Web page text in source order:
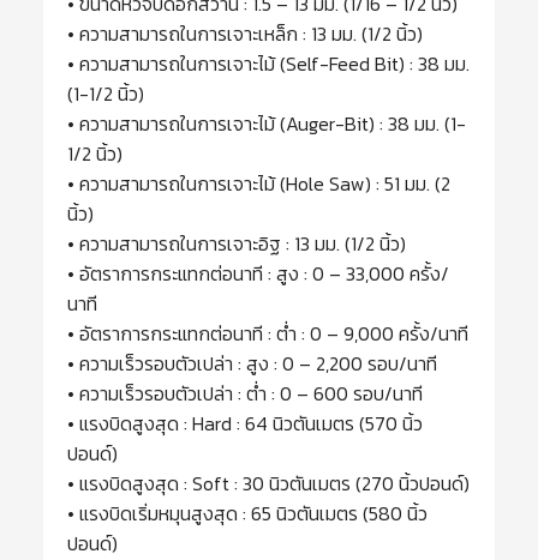
• ความสามารถในการเจาะเหล็ก : 13 มม. (1/2 นิ้ว)
• ความสามารถในการเจาะไม้ (Self-Feed Bit) : 38 มม.
(1-1/2 นิ้ว)
• ความสามารถในการเจาะไม้ (Auger-Bit) : 38 มม. (1-
1/2 นิ้ว)
• ความสามารถในการเจาะไม้ (Hole Saw) : 51 มม. (2
นิ้ว)
• ความสามารถในการเจาะอิฐ : 13 มม. (1/2 นิ้ว)
• อัตราการกระแทกต่อนาที : สูง : 0 – 33,000 ครั้ง/
นาที
• อัตราการกระแทกต่อนาที : ต่ำ : 0 – 9,000 ครั้ง/นาที
• ความเร็วรอบตัวเปล่า : สูง : 0 – 2,200 รอบ/นาที
• ความเร็วรอบตัวเปล่า : ต่ำ : 0 – 600 รอบ/นาที
• แรงบิดสูงสุด : Hard : 64 นิวตันเมตร (570 นิ้ว
ปอนด์)
• แรงบิดสูงสุด : Soft : 30 นิวตันเมตร (270 นิ้วปอนด์)
• แรงบิดเริ่มหมุนสูงสุด : 65 นิวตันเมตร (580 นิ้ว
ปอนด์)